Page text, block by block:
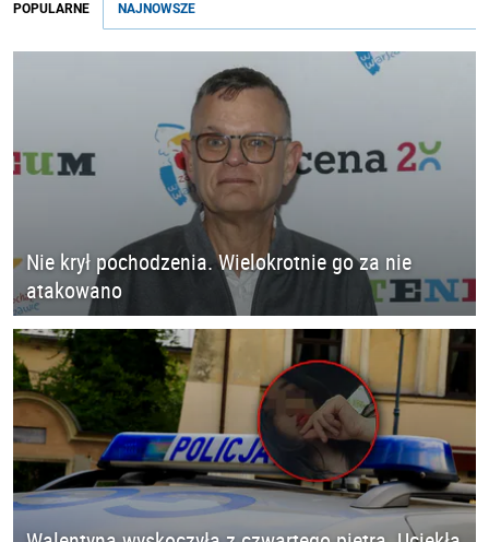
POPULARNE NAJNOWSZE
Nie krył pochodzenia. Wielokrotnie go za nie
atakowano